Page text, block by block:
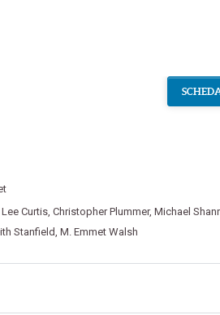
Curtis, Christopher Plummer, Michael
Stanfield, M. Emmet Walsh